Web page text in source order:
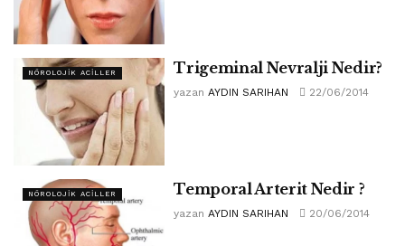
NÖROLOJIK ACILLER Trigeminal Nevralji Nedir?
yazan AYDIN SARIHAN 22/06/2014
NÖROLOJIK ACILLER Temporal Arterit Nedir ?
yazan AYDIN SARIHAN 20/06/2014